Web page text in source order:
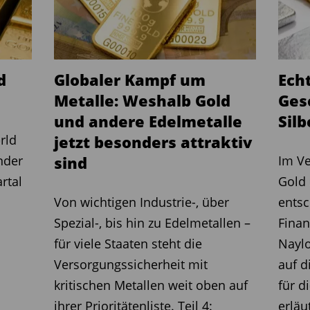
2026, voraussichtlich bis Oktober;
die Bank of England, die Bank of
sowie eine US-Inflation
3,9 Prozent im zweiten
Bestand haben, könnte Gold
Spanne von 5 Prozent um etwa 4.100
wieder aufnehmen, wenn sich
Bedingungen
Zinserwartungen verschieben.
Signal für eine globale
über 4.500 US-Dollar pro
Risiken nach unten gelten ein
Globaler Kampf um
Metalle: Weshalb Gold
und andere Edelmetalle
jetzt besonders attraktiv
sind
Von wichtigen Industrie-, über
Spezial-, bis hin zu Edelmetallen –
für viele Staaten steht die
Versorgungssicherheit mit
kritischen Metallen weit oben auf
ihrer Prioritätenliste. Teil 4:
Im
Gold
auf
für